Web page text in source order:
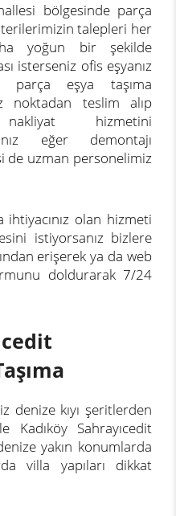
bölgesinde parça
talepleri her
yoğun bir şekilde
isterseniz ofis eşyanız
parça eşya taşıma
noktadan teslim alıp
hizmetini
eğer demontajı
de uzman personelimiz
ihtiyacınız olan hizmeti
istiyorsanız bizlere
erişerek ya da web
doldurarak 7/24
denize kıyı şeritlerden
Kadıköy Sahrayıcedit
yakın konumlarda
villa yapıları dikkat